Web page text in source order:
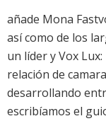
añade Mona
así como de los
un líder y Vox
relación de
desarrollando
escribíamos el